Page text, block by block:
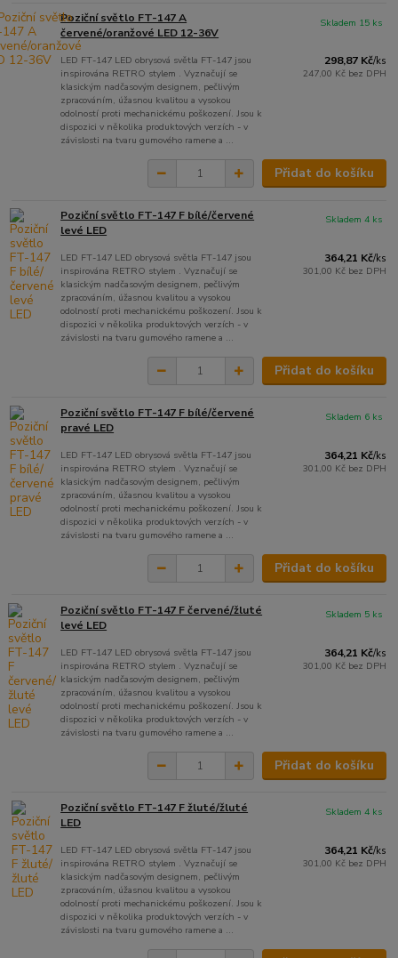
Poziční světlo FT-147 A
červené/oranžové LED 12-36V
LED FT-147 LED obrysová světla FT-147 jsou
inspirována RETRO stylem . Vyznačují se
klasickým nadčasovým designem, pečlivým
zpracováním, úžasnou kvalitou a vysokou
odolností proti mechanickému poškození. Jsou k
dispozici v několika produktových verzích - v
závislosti na tvaru gumového ramene a ...
298,87 Kč/ks
247,00 Kč bez DPH
Skladem 15 ks
Přidat do košíku
Poziční světlo FT-147 F bílé/červené
levé LED
LED FT-147 LED obrysová světla FT-147 jsou
inspirována RETRO stylem . Vyznačují se
klasickým nadčasovým designem, pečlivým
zpracováním, úžasnou kvalitou a vysokou
odolností proti mechanickému poškození. Jsou k
dispozici v několika produktových verzích - v
závislosti na tvaru gumového ramene a ...
364,21 Kč/ks
301,00 Kč bez DPH
Skladem 4 ks
Přidat do košíku
Poziční světlo FT-147 F bílé/červené
pravé LED
LED FT-147 LED obrysová světla FT-147 jsou
inspirována RETRO stylem . Vyznačují se
klasickým nadčasovým designem, pečlivým
zpracováním, úžasnou kvalitou a vysokou
odolností proti mechanickému poškození. Jsou k
dispozici v několika produktových verzích - v
závislosti na tvaru gumového ramene a ...
364,21 Kč/ks
301,00 Kč bez DPH
Skladem 6 ks
Přidat do košíku
Poziční světlo FT-147 F červené/žluté
levé LED
LED FT-147 LED obrysová světla FT-147 jsou
inspirována RETRO stylem . Vyznačují se
klasickým nadčasovým designem, pečlivým
zpracováním, úžasnou kvalitou a vysokou
odolností proti mechanickému poškození. Jsou k
dispozici v několika produktových verzích - v
závislosti na tvaru gumového ramene a ...
364,21 Kč/ks
301,00 Kč bez DPH
Skladem 5 ks
Přidat do košíku
Poziční světlo FT-147 F žluté/žluté
LED
LED FT-147 LED obrysová světla FT-147 jsou
inspirována RETRO stylem . Vyznačují se
klasickým nadčasovým designem, pečlivým
zpracováním, úžasnou kvalitou a vysokou
odolností proti mechanickému poškození. Jsou k
dispozici v několika produktových verzích - v
závislosti na tvaru gumového ramene a ...
364,21 Kč/ks
301,00 Kč bez DPH
Skladem 4 ks